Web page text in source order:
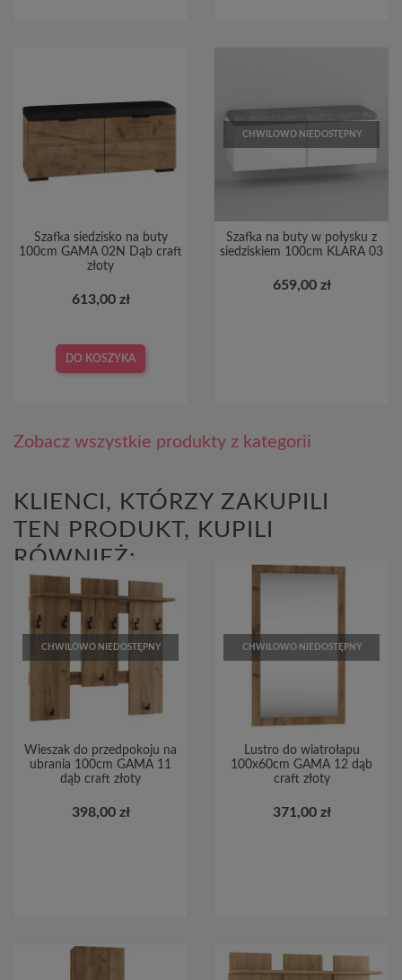
Szafka siedzisko na buty
100cm GAMA 02N Dąb craft
złoty
613,00 zł
DO KOSZYKA
CHWILOWO NIEDOSTĘPNY
Szafka na buty w połysku z
siedziskiem 100cm KLARA 03
659,00 zł
Zobacz wszystkie produkty z kategorii
KLIENCI, KTÓRZY ZAKUPILI
TEN PRODUKT, KUPILI
RÓWNIEŻ:
CHWILOWO NIEDOSTĘPNY
Wieszak do przedpokoju na
ubrania 100cm GAMA 11
dąb craft złoty
398,00 zł
CHWILOWO NIEDOSTĘPNY
Lustro do wiatrołapu
100x60cm GAMA 12 dąb
craft złoty
371,00 zł